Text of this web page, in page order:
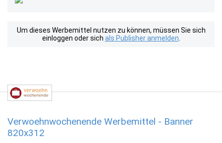
Um dieses Werbemittel nutzen zu können, müssen Sie sich
einloggen oder sich als Publisher anmelden
Verwoehnwochenende Werbemittel - Banner
820x312